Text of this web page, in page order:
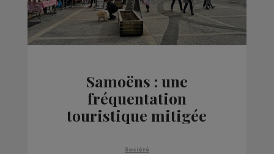
Samoëns : une
fréquentation
touristique mitigée
Société